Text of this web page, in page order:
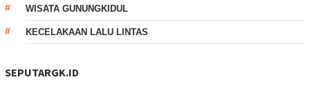
WISATA GUNUNGKIDUL
KECELAKAAN LALU LINTAS
SEPUTARGK.ID